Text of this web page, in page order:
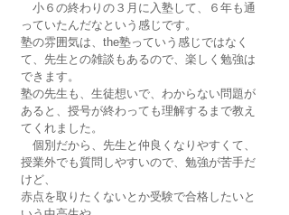
小６の終わりの３月に入塾して、６年も通
っていたんだなという感じです。
塾の雰囲気は、the塾っていう感じではなく
て、先生との雑談もあるので、楽しく勉強は
できます。
塾の先生も、生徒想いで、わからない問題が
あると、授号が終わっても理解するまで教え
てくれました。
個別だから、先生と仲良くなりやすくて、
授業外でも質問しやすいので、勉強が苦手だ
けど、
赤点を取りたくないとか受験で合格したいと